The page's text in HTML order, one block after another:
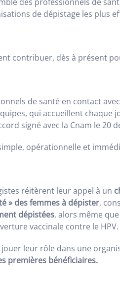
de dépistage les plus
contribuer, dès à présent
de santé en contact
qui accueillent
signé avec la Cnam le 20
opérationnelle et
réitèrent leur appel à un
» des femmes à dépister,
dépistées, alors même
vaccinale contre le
leur rôle dans une
premières bénéficiaires.